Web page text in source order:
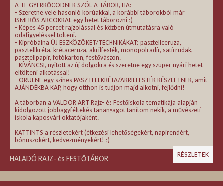
A TE GYERKŐCÖDNEK SZÓL A TÁBOR, HA:
- Szeretne vele hasonló korúakkal, a korábbi táborokból már
ISMERŐS ARCOKKAL egy hetet táborozni ;)
- Képes 45 percet rajzolással és közben útmutatásra való
odafigyeléssel tölteni.
- Kipróbálna ÚJ ESZKÖZÖKET/TECHNIKÁKAT: pasztellceruza,
pasztellkréta, krétaceruza, akrilfesték, monopolradír, satírrudak,
pasztellpapír, fotókarton, festővászon.
- KÍVÁNCSI, nyitott az új dolgokra és szeretne egy szuper nyári hetet
eltölteni alkotással!
- ÖRÜLNE egy színes PASZTELLKRÉTA/AKRILFESTÉK KÉSZLETNEK, amit
AJÁNDÉKBA KAP, hogy otthon is tudjon majd alkotni, fejlődni!
A táborban a VALDOR ART Rajz- és Festőiskola tematikája alapján
kidolgozott jobbagyféltekés tananyagot tanítom nekik, a művészeti
iskola kaposvári oktatójaként.
KATTINTS a részletekért (étkezési lehetőségekért, napirendért,
bónuszokért, kedvezményekért! ;)
RÉSZLETEK
HALADÓ RAJZ- és FESTŐTÁBOR